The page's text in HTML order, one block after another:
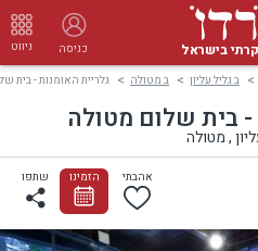
בישראל כניסה ניווט
ב גליל עליון ב מטולה גלריית האומנות - בית
- בית שלום מטולה
, מטולה
שתפו אהבתי הזמינו